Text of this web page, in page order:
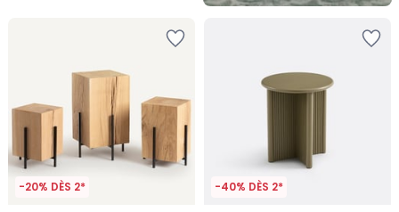
-20% DÈS 2* -40% DÈS 2*